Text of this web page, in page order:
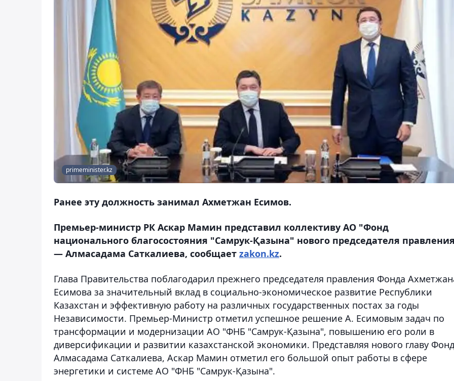
primeminister.kz
Ранее эту должность занимал Ахметжан Есимов.
Премьер-министр РК Аскар Мамин представил коллективу АО "Фонд
национального благосостояния "Самрук-Қазына" нового председателя
— Алмасадама Саткалиева, сообщает zakon.kz.
Глава Правительства поблагодарил прежнего председателя правления Фонда
Есимова за значительный вклад в социально-экономическое развитие Республики
Казахстан и эффективную работу на различных государственных постах за годы
Независимости. Премьер-Министр отметил успешное решение А. Есимовым задач по
трансформации и модернизации АО "ФНБ "Самрук-Қазына", повышению его роли в
диверсификации и развитии казахстанской экономики. Представляя нового главу
Алмасадама Саткалиева, Аскар Мамин отметил его большой опыт работы в сфере
энергетики и системе АО "ФНБ "Самрук-Қазына".